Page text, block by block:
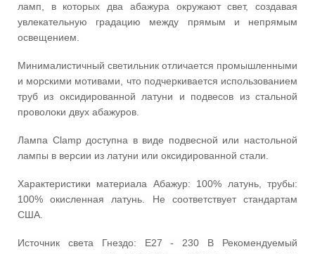
ламп, в которых два абажура окружают свет, создавая
увлекательную градацию между прямым и непрямым
освещением.
Минималистичный светильник отличается промышленными
и морскими мотивами, что подчеркивается использованием
труб из оксидированной латуни и подвесов из стальной
проволоки двух абажуров.
Лампа Clamp доступна в виде подвесной или настольной
лампы в версии из латуни или оксидированной стали.
Характеристики материала Абажур: 100% латунь, трубы:
100% окисленная латунь. Не соответствует стандартам
США.
Источник света Гнездо: E27 - 230 В Рекомендуемый